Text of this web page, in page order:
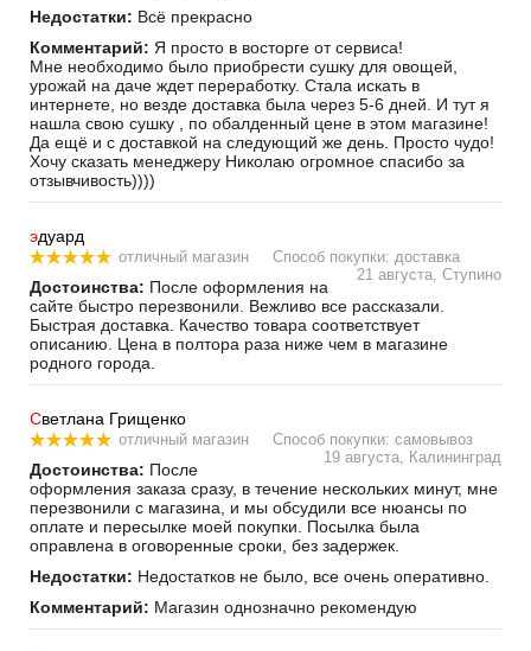
Недостатки: Всё прекрасно
Комментарий: Я просто в восторге от сервиса!
Мне необходимо было приобрести сушку для овощей,
урожай на даче ждет переработку. Стала искать в
интернете, но везде доставка была через 5-6 дней. И тут я
нашла свою сушку , по обалденный цене в этом магазине!
Да ещё и с доставкой на следующий же день. Просто чудо!
Хочу сказать менеджеру Николаю огромное спасибо за
отзывчивость))))
эдуард
отличный магазин
Способ покупки: доставка
21 августа, Ступино
Достоинства: После оформления на
сайте быстро перезвонили. Вежливо все рассказали.
Быстрая доставка. Качество товара соответствует
описанию. Цена в полтора раза ниже чем в магазине
родного города.
Светлана Грищенко
отличный магазин
Способ покупки: самовывоз
19 августа, Калининград
Достоинства: После
оформления заказа сразу, в течение нескольких минут, мне
перезвонили с магазина, и мы обсудили все нюансы по
оплате и пересылке моей покупки. Посылка была
оправлена в оговоренные сроки, без задержек.
Недостатки: Недостатков не было, все очень оперативно.
Комментарий: Магазин однозначно рекомендую